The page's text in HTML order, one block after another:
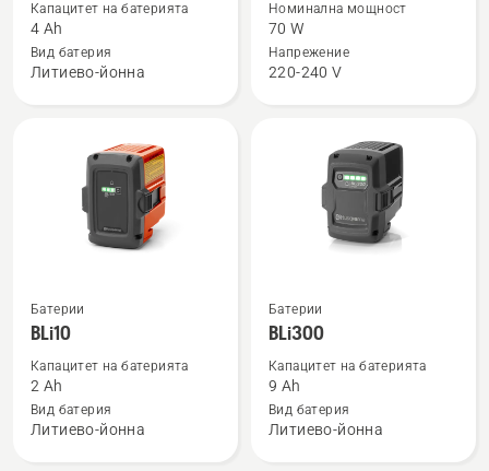
за
Aspire™
P4A
Капацитет на батерията
4 Ah
Вид батерия
Литиево-йонна
за
Aspire™
P4A
Номинална мощност
70 W
Напрежение
220-240 V
Вижте
повече
за
BLi10
Батерии
BLi10
Капацитет на батерията
2 Ah
Вид батерия
Литиево-йонна
Вижте
повече
за
BLi300
Батерии
BLi300
Капацитет на батерията
9 Ah
Вид батерия
Литиево-йонна